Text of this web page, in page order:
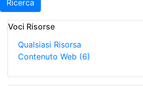
Ricerca
Voci Risorse
Qualsiasi Risorsa
Contenuto Web (6)